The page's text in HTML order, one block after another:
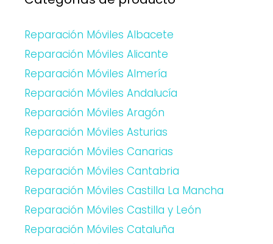
Reparación Móviles Albacete
Reparación Móviles Alicante
Reparación Móviles Almería
Reparación Móviles Andalucía
Reparación Móviles Aragón
Reparación Móviles Asturias
Reparación Móviles Canarias
Reparación Móviles Cantabria
Reparación Móviles Castilla La Mancha
Reparación Móviles Castilla y León
Reparación Móviles Cataluña